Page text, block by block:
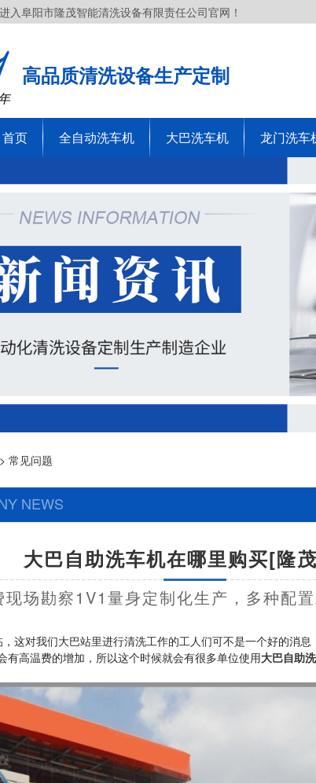
入阜阳市隆茂智能清洗设备有限责任公司官网！
高品质清洗设备生产定制
首页 全自动洗车机 大巴洗车机 龙门洗车
> 常见问题
NEWS
大巴自助洗车机在哪里购买[隆
现场勘察1V1量身定制化生产，多种配
这对我们大巴站里进行清洗工作的工人们可不是一个好的消
有高温费的增加，所以这个时候就会有很多单位使用大巴自助